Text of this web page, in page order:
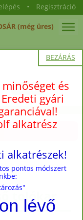
• Regisztráció
(még üres)
BR-X Benzinmotoros
tolókar
BEZÁRÁS
és
gyári
alkatrész
alkatrészek!
pontos módszert
lévő